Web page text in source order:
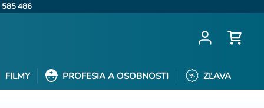
585 486
FILMY PROFESIA A OSOBNOSTI ZĽAVA